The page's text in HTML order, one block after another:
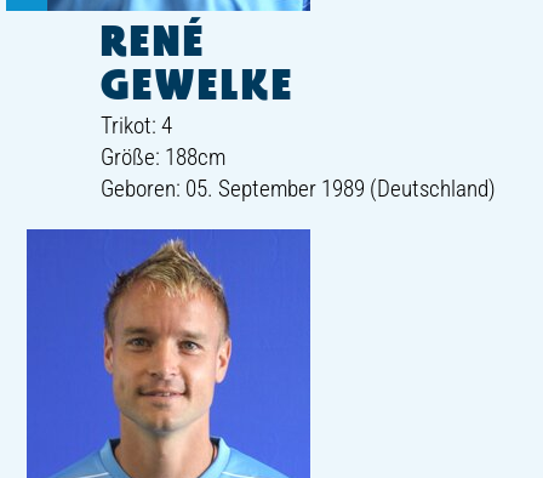
RENÉ
GEWELKE
Trikot: 4
Größe: 188cm
Geboren: 05. September 1989 (Deutschland)